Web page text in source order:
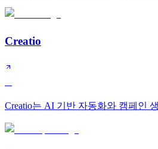
Creatio
Creatio는 AI 기반 자동화와 캠페인